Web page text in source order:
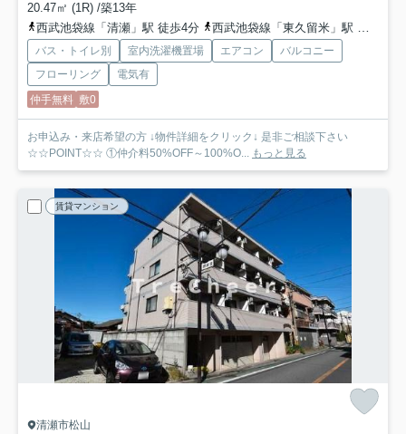
20.47㎡ (1R) /築13年
西武池袋線「清瀬」駅 徒歩4分
西武池袋線「東久留米」駅 徒歩27分
バス・トイレ別 室内洗濯機置場 エアコン
バルコニー
フローリング
電気有
仲手無料 敷0
お申込み・来店希望の方 ↓物件詳細をクリック↓ 是非ご相談下さい
☆☆POINT☆☆ ①仲介料50%OFF～100%O... もっと見る
賃貸マンション
清瀬市松山